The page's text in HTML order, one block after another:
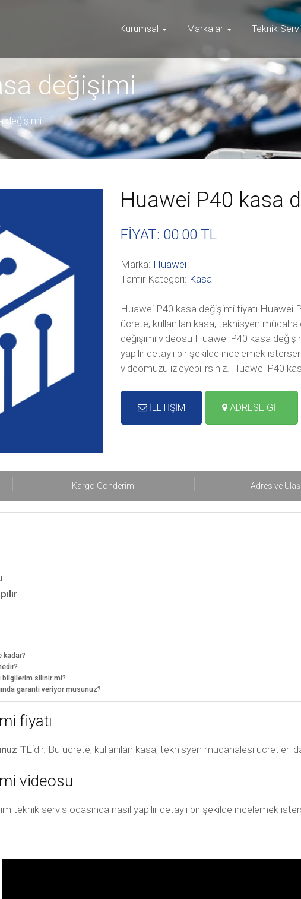
Kurumsal Markalar Teknik
değişimi
değişimi
Huawei P40 kasa
FİYAT: 00.00 TL
Marka: Huawei
Tamir Kategori: Kasa
Huawei P40 kasa değişimi fiyatı Huawei
ücrete; kullanılan kasa, teknisyen
değişimi videosu Huawei P40 kasa
yapılır detaylı bir şekilde incelemek
videomuzu izleyebilirsiniz. Huawei P40
İLETİŞİM ADRESE GİT
Kargo Gönderimi Adres ve
kadar?
bilgilerim silinir mi?
garanti veriyor musunuz?
fiyatı
TL‘dir. Bu ücrete; kullanılan kasa, teknisyen müdahalesi ücretleri
videosu
servis odasında nasıl yapılır detaylı bir şekilde incelemek